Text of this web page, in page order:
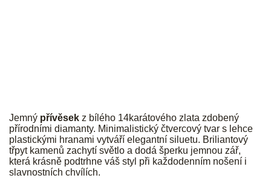
Jemný přívěsek z bílého 14karátového zlata zdobený
přírodními diamanty. Minimalistický čtvercový tvar s lehce
plastickými hranami vytváří elegantní siluetu. Briliantový
třpyt kamenů zachytí světlo a dodá šperku jemnou zář,
která krásně podtrhne váš styl při každodenním nošení i
slavnostních chvílích.